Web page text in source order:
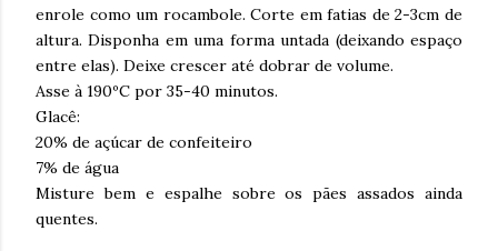
enrole como um rocambole. Corte em fatias de 2-3cm de
altura. Disponha em uma forma untada (deixando espaço
entre elas). Deixe crescer até dobrar de volume.
Asse à 190ºC por 35-40 minutos.
Glacê:
20% de açúcar de confeiteiro
7% de água
Misture bem e espalhe sobre os pães assados ainda
quentes.